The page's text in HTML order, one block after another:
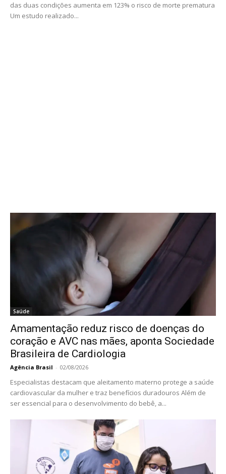
das duas condições aumenta em 123% o risco de morte prematura
Um estudo realizado...
Saúde
Amamentação reduz risco de doenças do
coração e AVC nas mães, aponta Sociedade
Brasileira de Cardiologia
Agência Brasil - 02/08/2026
Especialistas destacam que aleitamento materno protege a saúde
cardiovascular da mulher e traz benefícios duradouros Além de
ser essencial para o desenvolvimento do bebê, a...